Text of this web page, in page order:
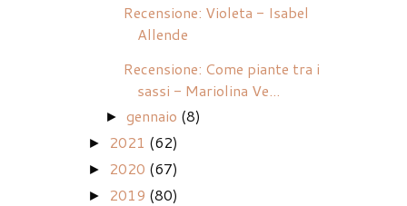
Recensione: Violeta - Isabel
Allende
Recensione: Come piante tra i
sassi - Mariolina Ve...
►gennaio (8)
► 2021 (62)
► 2020 (67)
► 2019 (80)